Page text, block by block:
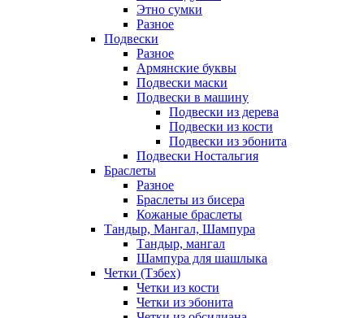
Этно сумки
Разное
Подвески
Разное
Армянские буквы
Подвески маски
Подвески в машину
Подвески из дерева
Подвески из кости
Подвески из эбонита
Подвески Ностальгия
Браслеты
Разное
Браслеты из бисера
Кожаные браслеты
Тандыр, Мангал, Шампура
Тандыр, мангал
Шампура для шашлыка
Четки (Тзбех)
Четки из кости
Четки из эбонита